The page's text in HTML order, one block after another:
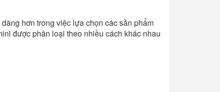
hơn trong việc lựa chọn các sản phẩm
được phân loại theo nhiều cách khác nhau